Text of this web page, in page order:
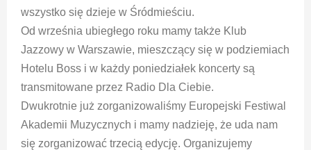
wszystko się dzieje w Śródmieściu.
Od września ubiegłego roku mamy także Klub
Jazzowy w Warszawie, mieszczący się w podziemiach
Hotelu Boss i w każdy poniedziałek koncerty są
transmitowane przez Radio Dla Ciebie.
Dwukrotnie już zorganizowaliśmy Europejski Festiwal
Akademii Muzycznych i mamy nadzieję, że uda nam
się zorganizować trzecią edycję. Organizujemy